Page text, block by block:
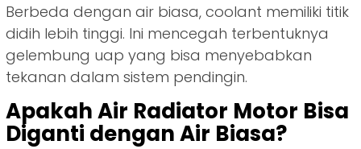
Berbeda dengan air biasa, coolant memiliki titik
didih lebih tinggi. Ini mencegah terbentuknya
gelembung uap yang bisa menyebabkan
tekanan dalam sistem pendingin.
Apakah Air Radiator Motor Bisa
Diganti dengan Air Biasa?